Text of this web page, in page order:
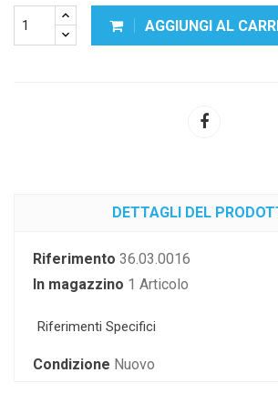
AGGIUNGI AL
DETTAGLI DEL
Riferimento 36.03.0016
In magazzino 1 Articolo
Riferimenti Specifici
Condizione Nuovo